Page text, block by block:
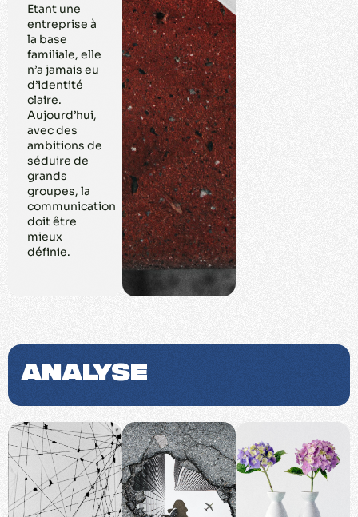
Etant une
entreprise à
la base
familiale, elle
n’a jamais eu
d’identité
claire.
Aujourd’hui,
avec des
ambitions de
séduire de
grands
groupes, la
communication
doit être
mieux
déﬁnie.
Analyse